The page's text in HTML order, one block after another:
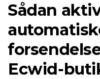
Sådan
Ecwid-